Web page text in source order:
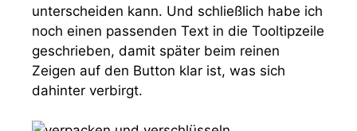
unterscheiden kann. Und schließlich habe ich
noch einen passenden Text in die Tooltipzeile
geschrieben, damit später beim reinen
Zeigen auf den Button klar ist, was sich
dahinter verbirgt.